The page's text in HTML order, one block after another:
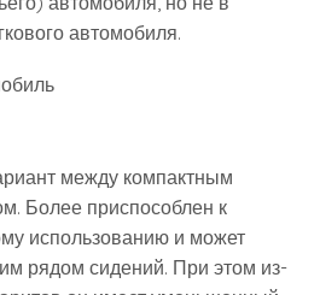
автомобиля.
между компактным
Более приспособлен к
использованию и может
рядом сидений. При этом из-